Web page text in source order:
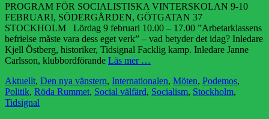
PROGRAM FÖR SOCIALISTISKA VINTERSKOLAN 9-10
FEBRUARI, SÖDERGÅRDEN, GÖTGATAN 37
STOCKHOLM Lördag 9 februari 10.00 – 17.00 ”Arbetarklassens
befrielse måste vara dess eget verk” – vad betyder det idag? Inledare
Kjell Östberg, historiker, Tidsignal Facklig kamp. Inledare Janne
Carlsson, klubbordförande Läs mer …
Kategorier
Aktuellt, Den nya vänstern, Internationalen, Möten, Podemos,
Politik, Röda Rummet, Social välfärd, Socialism, Stockholm,
Tidsignal